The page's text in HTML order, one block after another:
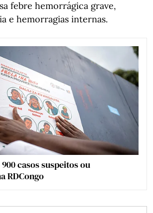
febre hemorrágica grave,
e hemorragias internas.
casos suspeitos ou
RDCongo